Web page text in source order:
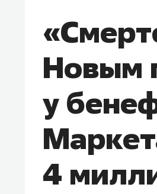
Новым
у
4
«Не
Как
рынки,